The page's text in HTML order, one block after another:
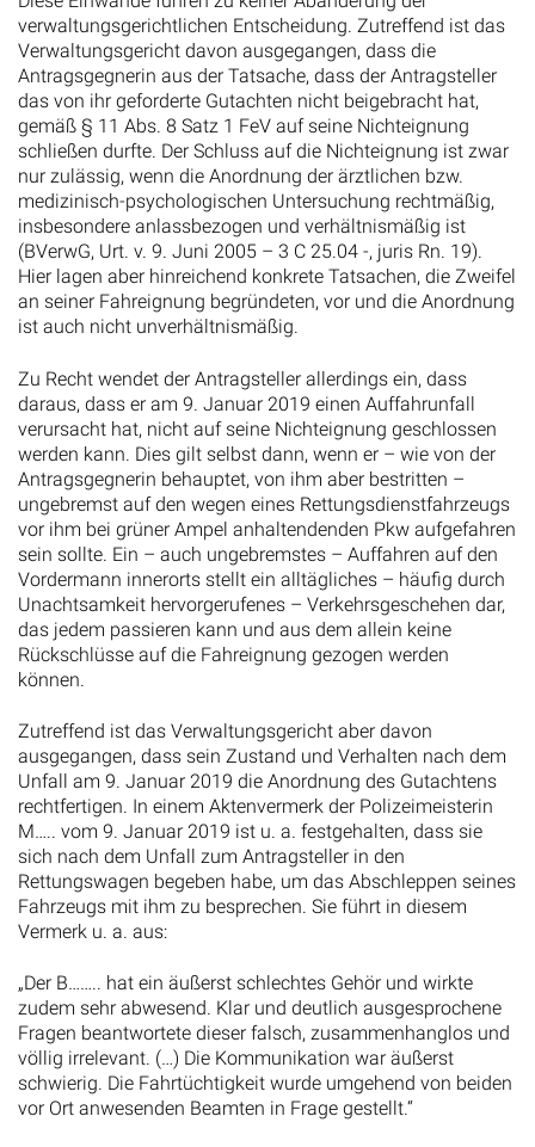
verwaltungsgerichtlichen Entscheidung. Zutreffend ist das
Verwaltungsgericht davon ausgegangen, dass die
Antragsgegnerin aus der Tatsache, dass der Antragsteller
das von ihr geforderte Gutachten nicht beigebracht hat,
gemäß § 11 Abs. 8 Satz 1 FeV auf seine Nichteignung
schließen durfte. Der Schluss auf die Nichteignung ist zwar
nur zulässig, wenn die Anordnung der ärztlichen bzw.
medizinisch-psychologischen Untersuchung rechtmäßig,
insbesondere anlassbezogen und verhältnismäßig ist
(BVerwG, Urt. v. 9. Juni 2005 – 3 C 25.04 -, juris Rn. 19).
Hier lagen aber hinreichend konkrete Tatsachen, die Zweifel
an seiner Fahreignung begründeten, vor und die Anordnung
ist auch nicht unverhältnismäßig.
Zu Recht wendet der Antragsteller allerdings ein, dass
daraus, dass er am 9. Januar 2019 einen Auffahrunfall
verursacht hat, nicht auf seine Nichteignung geschlossen
werden kann. Dies gilt selbst dann, wenn er – wie von der
Antragsgegnerin behauptet, von ihm aber bestritten –
ungebremst auf den wegen eines Rettungsdienstfahrzeugs
vor ihm bei grüner Ampel anhaltendenden Pkw aufgefahren
sein sollte. Ein – auch ungebremstes – Auffahren auf den
Vordermann innerorts stellt ein alltägliches – häufig durch
Unachtsamkeit hervorgerufenes – Verkehrsgeschehen dar,
das jedem passieren kann und aus dem allein keine
Rückschlüsse auf die Fahreignung gezogen werden
können.
Zutreffend ist das Verwaltungsgericht aber davon
ausgegangen, dass sein Zustand und Verhalten nach dem
Unfall am 9. Januar 2019 die Anordnung des Gutachtens
rechtfertigen. In einem Aktenvermerk der Polizeimeisterin
M….. vom 9. Januar 2019 ist u. a. festgehalten, dass sie
sich nach dem Unfall zum Antragsteller in den
Rettungswagen begeben habe, um das Abschleppen seines
Fahrzeugs mit ihm zu besprechen. Sie führt in diesem
Vermerk u. a. aus:
„Der B…….. hat ein äußerst schlechtes Gehör und wirkte
zudem sehr abwesend. Klar und deutlich ausgesprochene
Fragen beantwortete dieser falsch, zusammenhanglos und
völlig irrelevant. (…) Die Kommunikation war äußerst
schwierig. Die Fahrtüchtigkeit wurde umgehend von beiden
vor Ort anwesenden Beamten in Frage gestellt.“